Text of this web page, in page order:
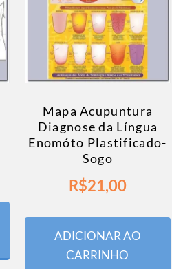
Mapa Acupuntura
Diagnose da Língua
Enomóto Plastificado-
Sogo
R$21,00
ADICIONAR AO
CARRINHO